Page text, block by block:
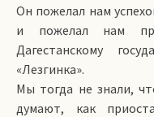
Он пожелал нам
и пожелал нам
Дагестанскому
«Лезгинка».
Мы тогда не знали,
думают, как